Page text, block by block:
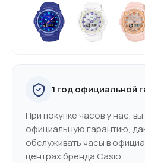
1 год официальной
При покупке часов у нас,
официальную гарантию,
обслуживать часы в
центрах бренда Casio.